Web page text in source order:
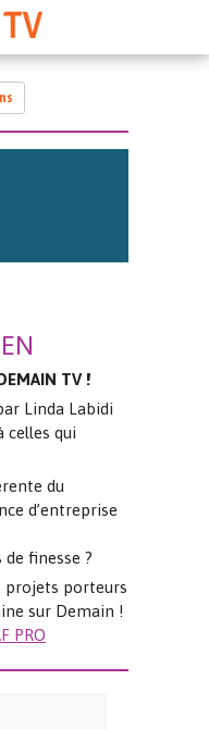
TV !
Linda Labidi
celles qui
du
d’entreprise
finesse ?
projets porteurs
sur Demain !
PRO